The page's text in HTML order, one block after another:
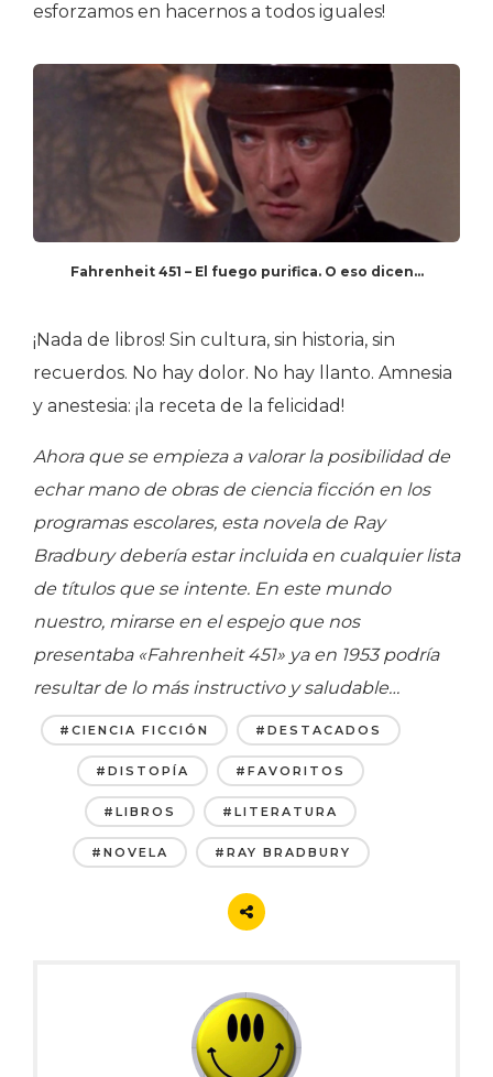
esforzamos en hacernos a todos iguales!
Fahrenheit 451 – El fuego purifica. O eso dicen…
¡Nada de libros! Sin cultura, sin historia, sin
recuerdos. No hay dolor. No hay llanto. Amnesia
y anestesia: ¡la receta de la felicidad!
Ahora que se empieza a valorar la posibilidad de
echar mano de obras de ciencia ficción en los
programas escolares, esta novela de Ray
Bradbury debería estar incluida en cualquier lista
de títulos que se intente. En este mundo
nuestro, mirarse en el espejo que nos
presentaba «Fahrenheit 451» ya en 1953 podría
resultar de lo más instructivo y saludable…
#CIENCIA FICCIÓN #DESTACADOS
#DISTOPÍA #FAVORITOS
#LIBROS #LITERATURA
#NOVELA #RAY BRADBURY